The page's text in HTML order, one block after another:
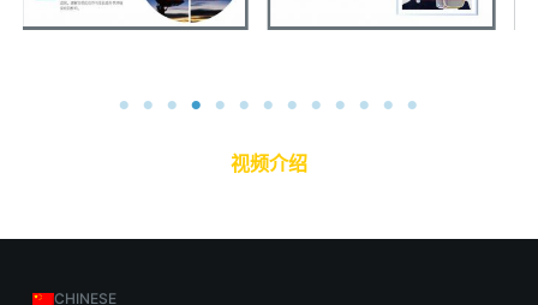
视频介绍
CHINESE